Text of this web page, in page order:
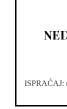
ISPRAĆAJ: